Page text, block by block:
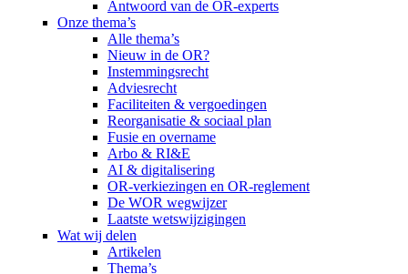
Antwoord van de OR-experts
Onze thema’s
Alle thema’s
Nieuw in de OR?
Instemmingsrecht
Adviesrecht
Faciliteiten & vergoedingen
Reorganisatie & sociaal plan
Fusie en overname
Arbo & RI&E
AI & digitalisering
OR-verkiezingen en OR-reglement
De WOR wegwijzer
Laatste wetswijzigingen
Wat wij delen
Artikelen
Thema’s